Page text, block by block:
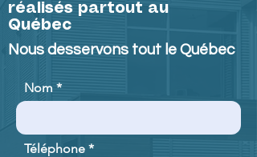
réalisés partout au
Québec
Nous desservons tout le Québec
Nom
Téléphone